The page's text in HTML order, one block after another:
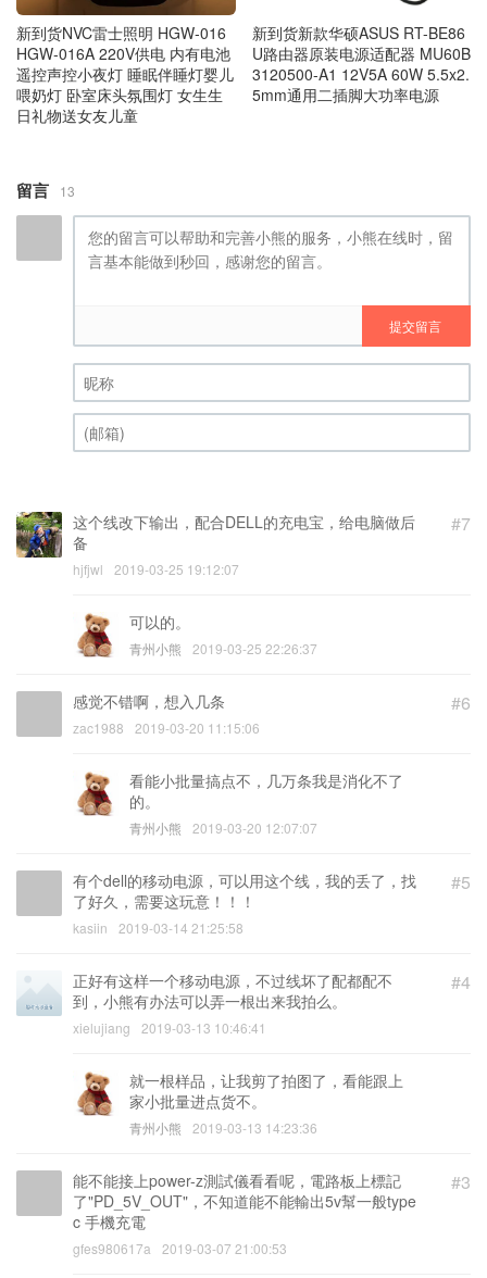
新到货NVC雷士照明 HGW‑016
HGW‑016A 220V供电 内有电池
遥控声控小夜灯 睡眠伴睡灯婴儿
喂奶灯 卧室床头氛围灯 女生生
日礼物送女友儿童
新到货新款华硕ASUS RT-BE86
U路由器原装电源适配器 MU60B
3120500-A1 12V5A 60W 5.5x2.
5mm通用二插脚大功率电源
留言 13
提交留言
昵称 (必填)
#7
这个线改下输出，配合DELL的充电宝，给电脑做后
备
hjfjwl 2019-03-25 19:12:07
可以的。
青州小熊 2019-03-25 22:26:37
#6
感觉不错啊，想入几条
zac1988 2019-03-20 11:15:06
看能小批量搞点不，几万条我是消化不了
的。
青州小熊 2019-03-20 12:07:07
#5
有个dell的移动电源，可以用这个线，我的丢了，找
了好久，需要这玩意！！！
kasiin 2019-03-14 21:25:58
#4
正好有这样一个移动电源，不过线坏了配都配不
到，小熊有办法可以弄一根出来我拍么。
xielujiang 2019-03-13 10:46:41
就一根样品，让我剪了拍图了，看能跟上
家小批量进点货不。
青州小熊 2019-03-13 14:23:36
#3
能不能接上power-z測試儀看看呢，電路板上標記
了"PD_5V_OUT"，不知道能不能輸出5v幫一般type
c 手機充電
gfes980617a 2019-03-07 21:00:53